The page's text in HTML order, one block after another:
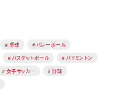
卓球
バレーボール
バスケットボール
バドミントン
女子サッカー
野球